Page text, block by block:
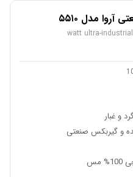
و غبار
و گیربکس صنعتی